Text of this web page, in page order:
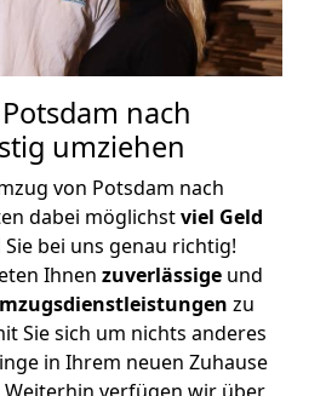
nach
umziehen
von Potsdam nach
dabei möglichstviel Geld
bei uns genau richtig!
Ihnen zuverlässige und
zu
Sie sich um nichts anderes
in Ihrem neuen Zuhause